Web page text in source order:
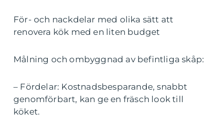
För- och nackdelar med olika sätt att
renovera kök med en liten budget
Målning och ombyggnad av befintliga skåp:
– Fördelar: Kostnadsbesparande, snabbt
genomförbart, kan ge en fräsch look till
köket.